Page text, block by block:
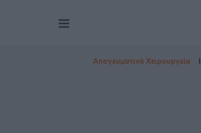
Απογευματινά Χειρουργεία